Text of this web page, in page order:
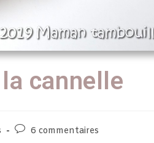
cannelle
6 commentaires